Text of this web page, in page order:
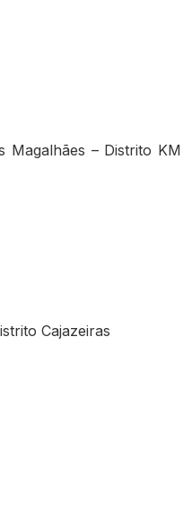
Magalhães – Distrito KM
Cajazeiras